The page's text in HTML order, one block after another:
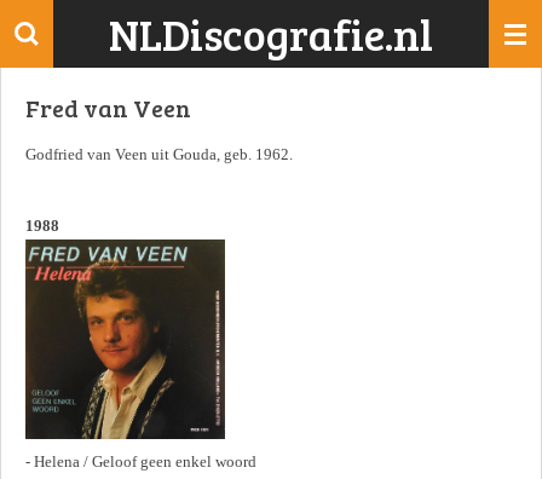
Ga
de
NLDiscografie.nl
Fred van Veen
Godfried van Veen uit Gouda, geb. 1962.
1988
- Helena / Geloof geen enkel woord